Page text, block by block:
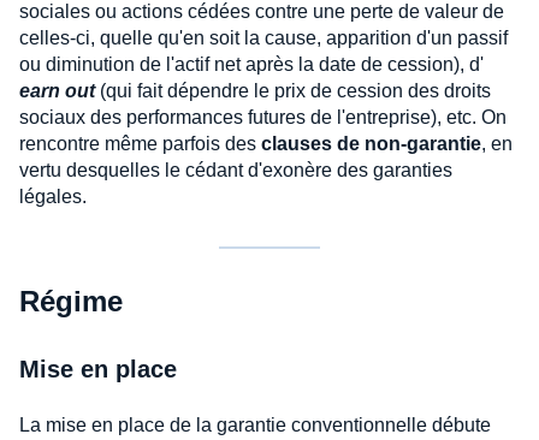
sociales ou actions cédées contre une perte de valeur de
celles-ci, quelle qu'en soit la cause, apparition d'un passif
ou diminution de l'actif net après la date de cession), d'
earn out (qui fait dépendre le prix de cession des droits
sociaux des performances futures de l'entreprise), etc. On
rencontre même parfois des clauses de non-garantie, en
vertu desquelles le cédant d'exonère des garanties
légales.
Régime
Mise en place
La mise en place de la garantie conventionnelle débute